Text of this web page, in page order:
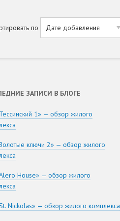
по
ЗАПИСИ В БЛОГЕ
1» — обзор жилого
ключи 2» — обзор жилого
House» — обзор жилого
Nickolas» — обзор жилого комплекса